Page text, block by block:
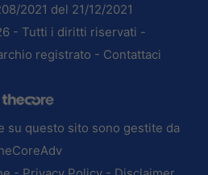
2021 del 21/12/2021
- Tutti i diritti riservati -
registrato - Contattaci
su questo sito sono gestite da